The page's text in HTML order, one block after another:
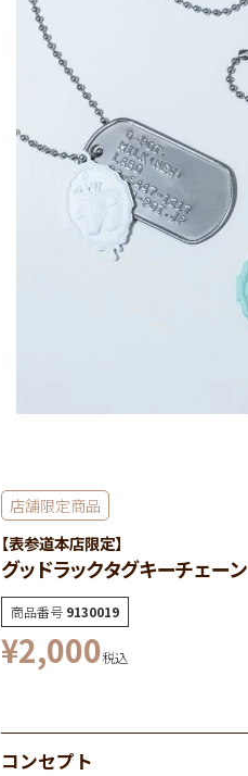
店舗限定商品
【表参道本店限定】
グッドラックタグキーチェーン
商品番号 9130019
¥2,000税込
コンセプト